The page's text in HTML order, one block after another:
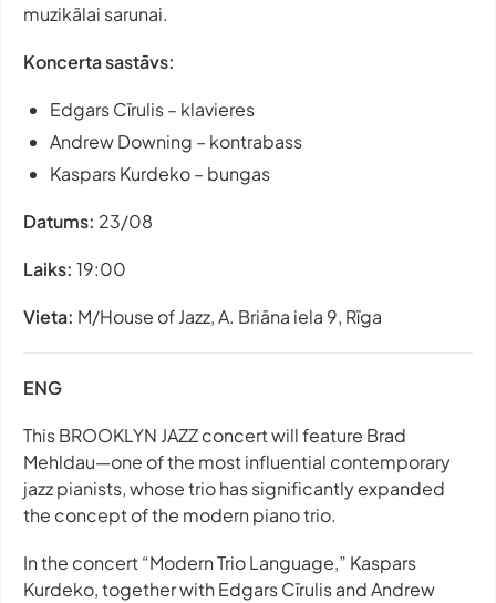
muzikālai sarunai.
Koncerta sastāvs:
Edgars Cīrulis – klavieres
Andrew Downing – kontrabass
Kaspars Kurdeko – bungas
Datums: 23/08
Laiks: 19:00
Vieta: M/House of Jazz, A. Briāna iela 9, Rīga
ENG
This BROOKLYN JAZZ concert will feature Brad
Mehldau—one of the most influential contemporary
jazz pianists, whose trio has significantly expanded
the concept of the modern piano trio.
In the concert “Modern Trio Language,” Kaspars
Kurdeko, together with Edgars Cīrulis and Andrew